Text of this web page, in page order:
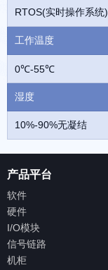
RTOS(实时操作系统)
工作温度
0℃-55℃
湿度
10%-90%无凝结
产品平台
软件
硬件
I/O模块
信号链路
机柜